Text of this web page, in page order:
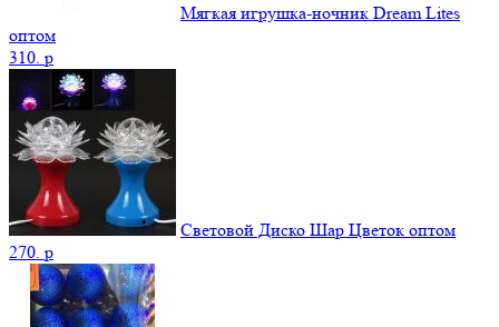
Мягкая игрушка-ночник Dream Lites
оптом
310. p
Световой Диско Шар Цветок оптом
270. p